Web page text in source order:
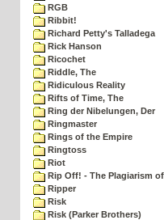
RGB
Ribbit!
Richard Petty's Talladega
Rick Hanson
Ricochet
Riddle, The
Ridiculous Reality
Rifts of Time, The
Ring der Nibelungen, Der
Ringmaster
Rings of the Empire
Ringtoss
Riot
Rip Off! - The Plagiarism of
Ripper
Risk
Risk (Parker Brothers)